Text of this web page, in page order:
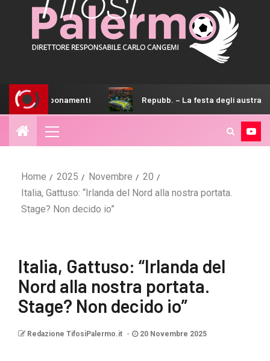
Repubb. – La festa degli australiani di Sicilia
Home 2025 Novembre
20
Italia, Gattuso: “Irlanda del Nord alla nostra portata.
Stage? Non decido io”
Italia, Gattuso: “Irlanda del
Nord alla nostra portata.
Stage? Non decido io”
Redazione TifosiPalermo.it 20 Novembre 2025